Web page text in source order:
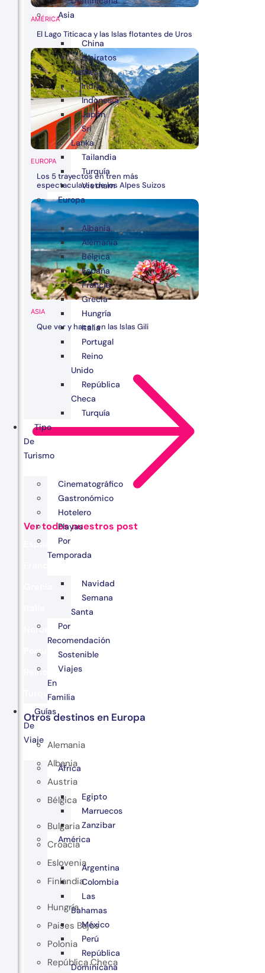
AMÉRICA
El Lago Titicaca y las Islas flotantes de Uros
EUROPA
Los 5 trayectos en tren más
espectaculares de los Alpes Suizos
ASIA
Que ver y hacer en las Islas Gili
Ver todos nuestros post
España
Noruega
Portugal
Reino Unido
Turquía
Otros destinos en Europa
Alemania
Albania
Austria
Bélgica
Bulgaria
Croacia
Eslovenia
Finlandia
Hungría
Paises Bajos
Polonia
República Checa
Asia
China
Emiratos
Árabes
India
Indonesia
Japón
Sri
Lanka
Tailandia
Turquía
Vietnam
Europa
Albania
Alemania
Bélgica
España
Francia
Grecia
Hungría
Italia
Portugal
Reino
Unido
República
Checa
Turquía
Tipo
De
Turismo
Cinematográfico
Gastronómico
Hotelero
Playas
Por
Temporada
Navidad
Semana
Santa
Por
Recomendación
Sostenible
Viajes
En
Familia
Guías
De
Viaje
África
Egipto
Marruecos
Zanzibar
América
Argentina
Colombia
Las
Bahamas
México
Perú
República
Dominicana